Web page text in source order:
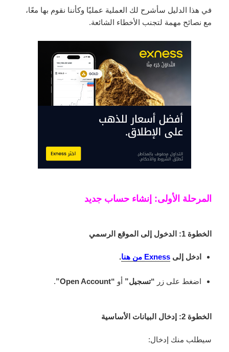
في هذا الدليل سأشرح لك العملية عمليًا وكأننا نقوم بها معًا،
مع نصائح مهمة لتجنب الأخطاء الشائعة.
المرحلة الأولى: إنشاء حساب جديد
الخطوة 1: الدخول إلى الموقع الرسمي
ادخل إلىExness من هنا .
اضغط على زر “تسجيل” أو “Open Account”
.
الخطوة 2: إدخال البيانات الأساسية
سيطلب منك إدخال: